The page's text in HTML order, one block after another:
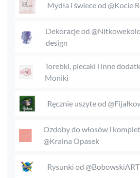
Mydła i świece od @Kocie
Dekoracje od
design
Torebki, plecaki i inne
Moniki
Ręcznie uszyte od
Ozdoby do włosów i
@Kraina Opasek
Rysunki od @BobowskiART